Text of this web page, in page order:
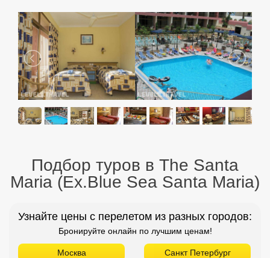
Подбор туров в The Santa
Maria (Ex.Blue Sea Santa Maria)
Узнайте цены с перелетом из разных городов:
Бронируйте онлайн по лучшим ценам!
Москва Санкт Петербург